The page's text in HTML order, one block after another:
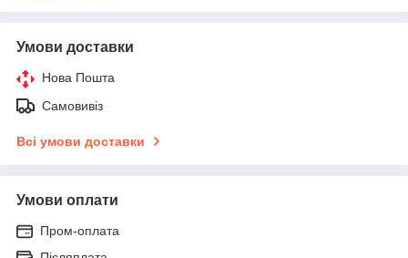
Умови доставки
Нова Пошта
Самовивіз
Всі умови доставки
Умови оплати
Пром-оплата